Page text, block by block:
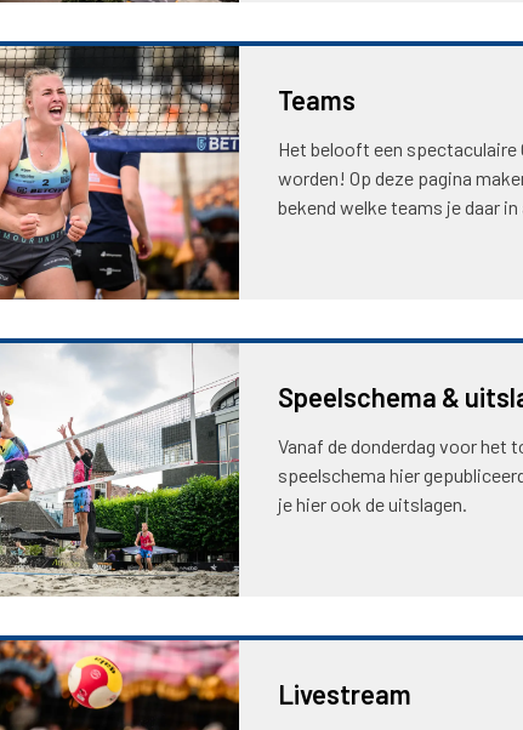
Teams
Het belooft een spectaculaire
worden! Op deze pagina
bekend welke teams je daar
Speelschema &
Vanaf de donderdag voor het
speelschema hier
je hier ook de uitslagen.
Livestream